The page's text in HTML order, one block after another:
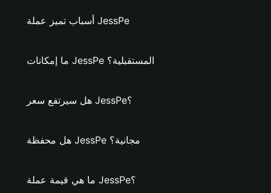
أسباب تميز عملة JessPe
ما إمكانات JessPe المستقبلية؟
هل سيرتفع سعر JessPe؟
هل محفظة JessPe مجانية؟
ما هي قيمة عملة JessPe؟